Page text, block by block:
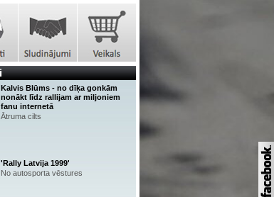
Kalvis Blūms - no dīķa gonkām
nonākt līdz rallijam ar miljoniem
fanu internetā
Ātruma cilts
'Rally Latvija 1999'
No autosporta vēstures